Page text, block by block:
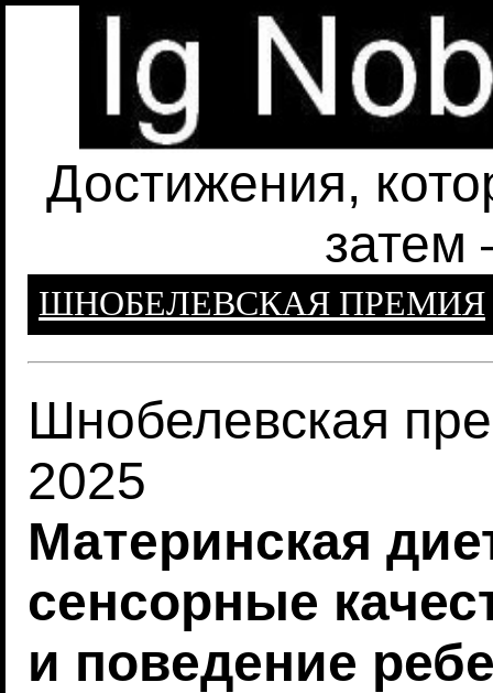
Достижения,
затем
ШНОБЕЛЕВСКАЯ ПРЕМИЯ
Шнобелевская
2025
Материнская
сенсорные
и поведение